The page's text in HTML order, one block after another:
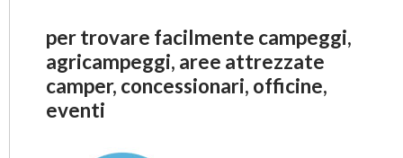
per trovare facilmente campeggi,
agricampeggi, aree attrezzate
camper, concessionari, officine,
eventi